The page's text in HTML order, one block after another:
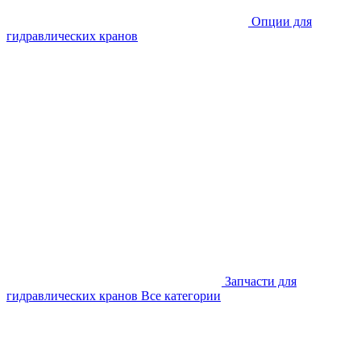
Опции для
гидравлических кранов
Запчасти для
гидравлических кранов Все категории